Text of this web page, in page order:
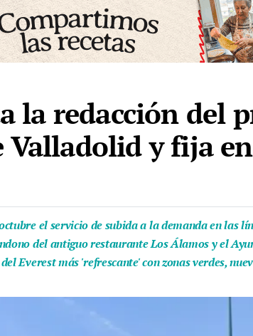
la redacción del
Valladolid y fija
el servicio de subida a la demanda en las
del antiguo restaurante Los Álamos y el
Everest más 'refrescante' con zonas verdes,